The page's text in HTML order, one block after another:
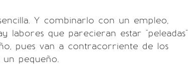
Y combinarlo con un empleo,
labores que parecieran estar "peleadas"
pues van a contracorriente de los
pequeño.